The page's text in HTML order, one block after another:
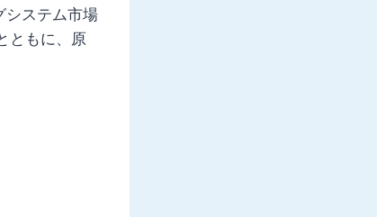
システム市場
ともに、原